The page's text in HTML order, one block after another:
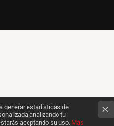
generar estadísticas de
analizando tu
aceptando su uso. Más